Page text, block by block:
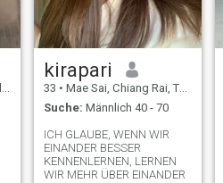
kirapari
33 • Mae Sai, Chiang Rai, Thailand
Suche: Männlich 40 - 70
ICH GLAUBE, WENN WIR
EINANDER BESSER
KENNENLERNEN, LERNEN
WIR MEHR ÜBER EINANDER